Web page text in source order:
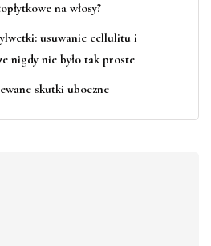
na włosy?
usuwanie cellulitu i
nigdy nie było tak proste
skutki uboczne